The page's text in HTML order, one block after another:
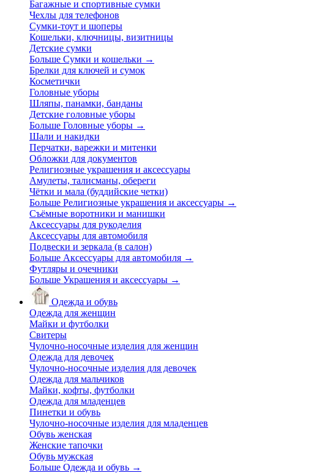
Багажные и спортивные сумки
Чехлы для телефонов
Сумки-тоут и шоперы
Кошельки, ключницы, визитницы
Детские сумки
Больше Сумки и кошельки →
Брелки для ключей и сумок
Косметички
Головные уборы
Шляпы, панамки, банданы
Детские головные уборы
Больше Головные уборы →
Шали и накидки
Перчатки, варежки и митенки
Обложки для документов
Религиозные украшения и аксессуары
Амулеты, талисманы, обереги
Чётки и мала (буддийские четки)
Больше Религиозные украшения и аксессуары →
Съёмные воротники и манишки
Аксессуары для рукоделия
Аксессуары для автомобиля
Подвески и зеркала (в салон)
Больше Аксессуары для автомобиля →
Футляры и очечники
Больше Украшения и аксессуары →
Одежда и обувь
Одежда для женщин
Майки и футболки
Свитеры
Чулочно-носочные изделия для женщин
Одежда для девочек
Чулочно-носочные изделия для девочек
Одежда для мальчиков
Майки, кофты, футболки
Одежда для младенцев
Пинетки и обувь
Чулочно-носочные изделия для младенцев
Обувь женская
Женские тапочки
Обувь мужская
Больше Одежда и обувь →